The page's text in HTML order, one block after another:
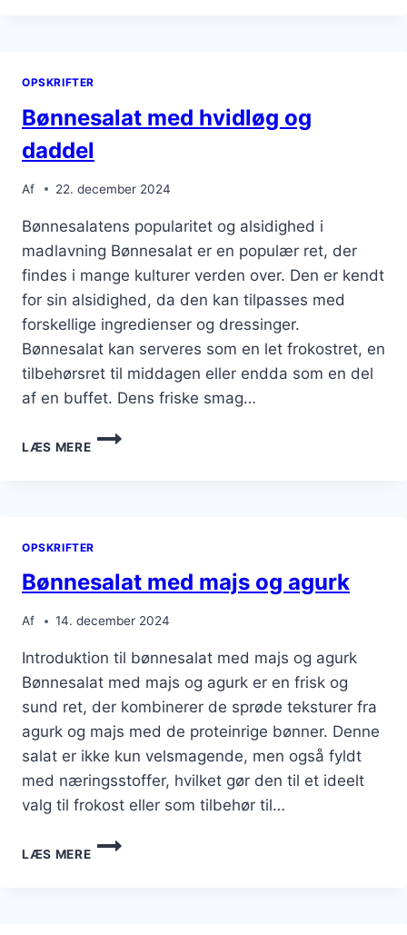
OPSKRIFTER
Bønnesalat med hvidløg og
daddel
Af 22. december 2024
Bønnesalatens popularitet og alsidighed i
madlavning Bønnesalat er en populær ret, der
findes i mange kulturer verden over. Den er kendt
for sin alsidighed, da den kan tilpasses med
forskellige ingredienser og dressinger.
Bønnesalat kan serveres som en let frokostret, en
tilbehørsret til middagen eller endda som en del
af en buffet. Dens friske smag…
LÆS MERE
BØNNESALAT
MED
OPSKRIFTER
Bønnesalat med majs og agurk
Af 14. december 2024
Introduktion til bønnesalat med majs og agurk
Bønnesalat med majs og agurk er en frisk og
sund ret, der kombinerer de sprøde teksturer fra
agurk og majs med de proteinrige bønner. Denne
salat er ikke kun velsmagende, men også fyldt
med næringsstoffer, hvilket gør den til et ideelt
valg til frokost eller som tilbehør til…
LÆS MERE
BØNNESALAT
MED